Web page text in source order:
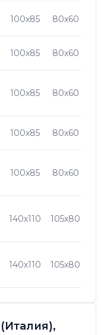
100х85 80х60
100х85 80х60
100х85 80х60
100х85 80х60
100х85 80х60
140х110 105х80
140х110 105х80